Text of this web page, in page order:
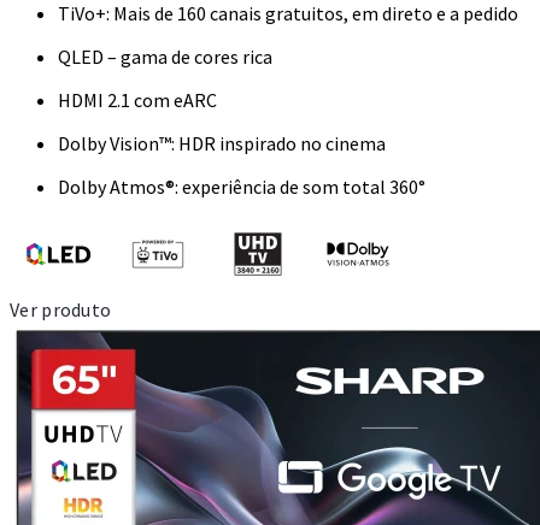
TiVo+: Mais de 160 canais gratuitos, em direto e a pedido
QLED – gama de cores rica
HDMI 2.1 com eARC
Dolby Vision™: HDR inspirado no cinema
Dolby Atmos®: experiência de som total 360°
Ver produto